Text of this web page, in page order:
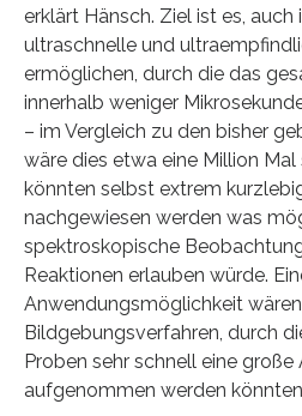
erklärt Hänsch. Ziel ist es, auch
ultraschnelle und
ermöglichen, durch die das
innerhalb weniger
– im Vergleich zu den bisher
wäre dies etwa eine Million Mal
könnten selbst extrem
nachgewiesen werden was
spektroskopische
Reaktionen erlauben würde.
Anwendungsmöglichkeit
Bildgebungsverfahren, durch
Proben sehr schnell eine
aufgenommen werden